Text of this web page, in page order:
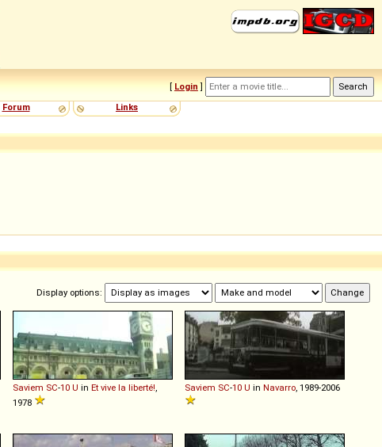
[ Login ]
Forum Links
Display options:
Saviem SC-10 U in Et vive la liberté!
1978
Saviem SC-10 U in Navarro , 1989-2006